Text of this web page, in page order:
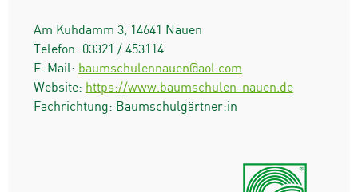
Am Kuhdamm 3, 14641 Nauen
Telefon: 03321 / 453114
E-Mail: baumschulennauen@aol.com
Website: https://www.baumschulen-nauen.de
Fachrichtung: Baumschulgärtner:in